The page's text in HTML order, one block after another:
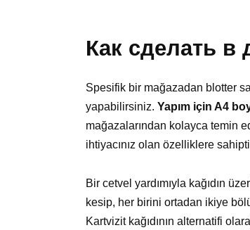
Как сделать
Spesifik bir mağazadan blotter
yapabilirsiniz. Yapım için A4
mağazalarından kolayca temin
ihtiyacınız olan özelliklere
Bir cetvel yardımıyla kağıdın
kesip, her birini ortadan ikiye
Kartvizit kağıdının alternatifi